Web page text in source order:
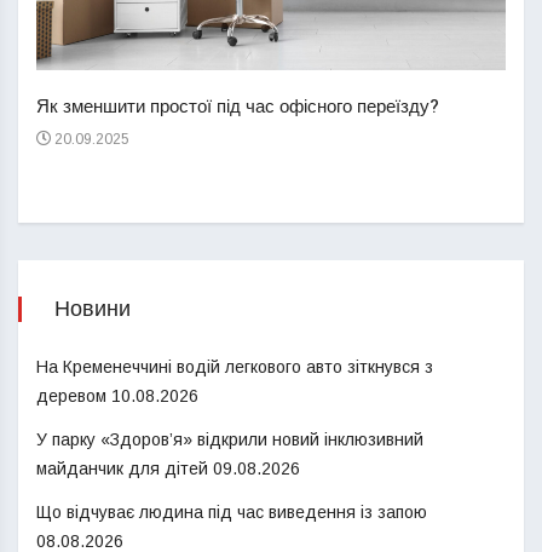
Як зменшити простої під час офісного переїзду?
20.09.2025
Новини
На Кременеччині водій легкового авто зіткнувся з
деревом 10.08.2026
У парку «Здоров’я» відкрили новий інклюзивний
майданчик для дітей 09.08.2026
Що відчуває людина під час виведення із запою
08.08.2026